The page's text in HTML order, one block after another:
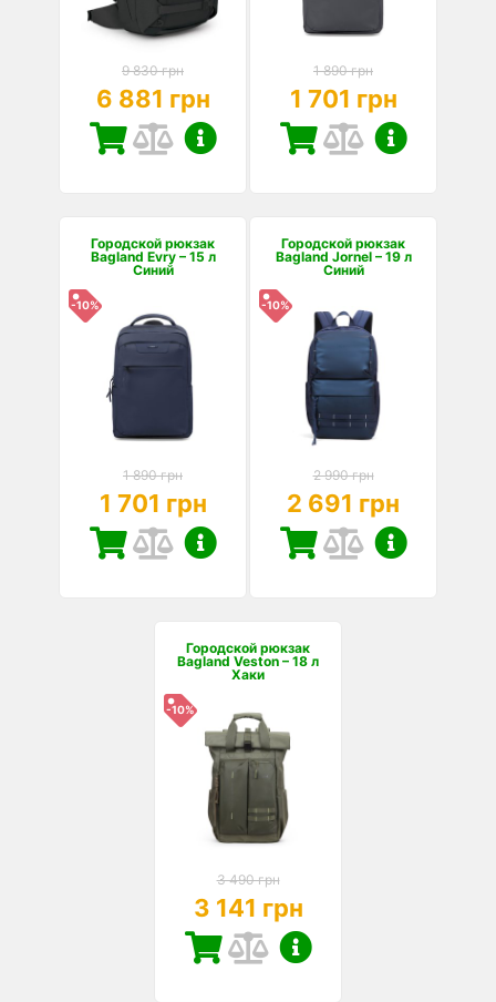
9 830 грн
6 881 грн
1 890 грн
1 701 грн
Городской рюкзак
Bagland Evry – 15 л
Синий
-10%
1 890 грн
1 701 грн
Городской рюкзак
Bagland Jornel – 19 л
Синий
-10%
2 990 грн
2 691 грн
Городской рюкзак
Bagland Veston – 18 л
Хаки
-10%
3 490 грн
3 141 грн